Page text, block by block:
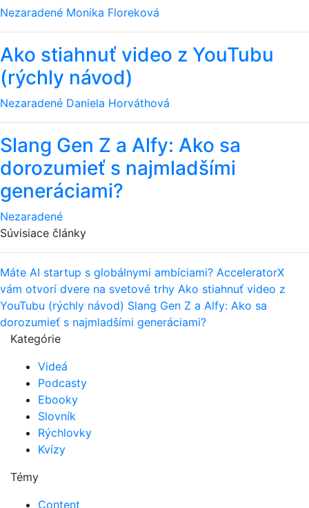
Nezaradené Monika Floreková
Ako stiahnuť video z YouTubu
(rýchly návod)
Nezaradené Daniela Horváthová
Slang Gen Z a Alfy: Ako sa
dorozumieť s najmladšími
generáciami?
Nezaradené
Súvisiace články
Máte AI startup s globálnymi ambíciami? AcceleratorX
vám otvorí dvere na svetové trhy Ako stiahnuť video z
YouTubu (rýchly návod) Slang Gen Z a Alfy: Ako sa
dorozumieť s najmladšími generáciami?
Kategórie
Videá
Podcasty
Ebooky
Slovník
Rýchlovky
Kvízy
Témy
Content